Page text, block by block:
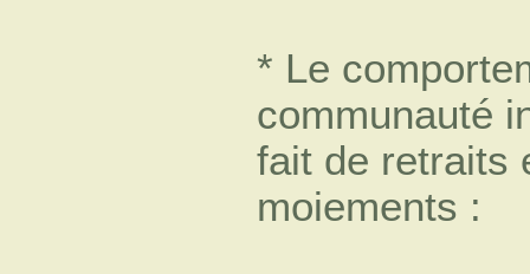
* Le
communauté
fait de retraits
moiements :